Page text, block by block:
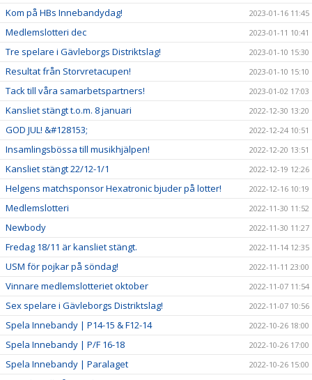
Kom på HBs Innebandydag! 2023-01-16 11:45
Medlemslotteri dec 2023-01-11 10:41
Tre spelare i Gävleborgs Distriktslag! 2023-01-10 15:30
Resultat från Storvretacupen! 2023-01-10 15:10
Tack till våra samarbetspartners! 2023-01-02 17:03
Kansliet stängt t.o.m. 8 januari 2022-12-30 13:20
GOD JUL! &#128153; 2022-12-24 10:51
Insamlingsbössa till musikhjälpen! 2022-12-20 13:51
Kansliet stängt 22/12-1/1 2022-12-19 12:26
Helgens matchsponsor Hexatronic bjuder på lotter! 2022-12-16 10:19
Medlemslotteri 2022-11-30 11:52
Newbody 2022-11-30 11:27
Fredag 18/11 är kansliet stängt. 2022-11-14 12:35
USM för pojkar på söndag! 2022-11-11 23:00
Vinnare medlemslotteriet oktober 2022-11-07 11:54
Sex spelare i Gävleborgs Distriktslag! 2022-11-07 10:56
Spela Innebandy | P14-15 & F12-14 2022-10-26 18:00
Spela Innebandy | P/F 16-18 2022-10-26 17:00
Spela Innebandy | Paralaget 2022-10-26 15:00